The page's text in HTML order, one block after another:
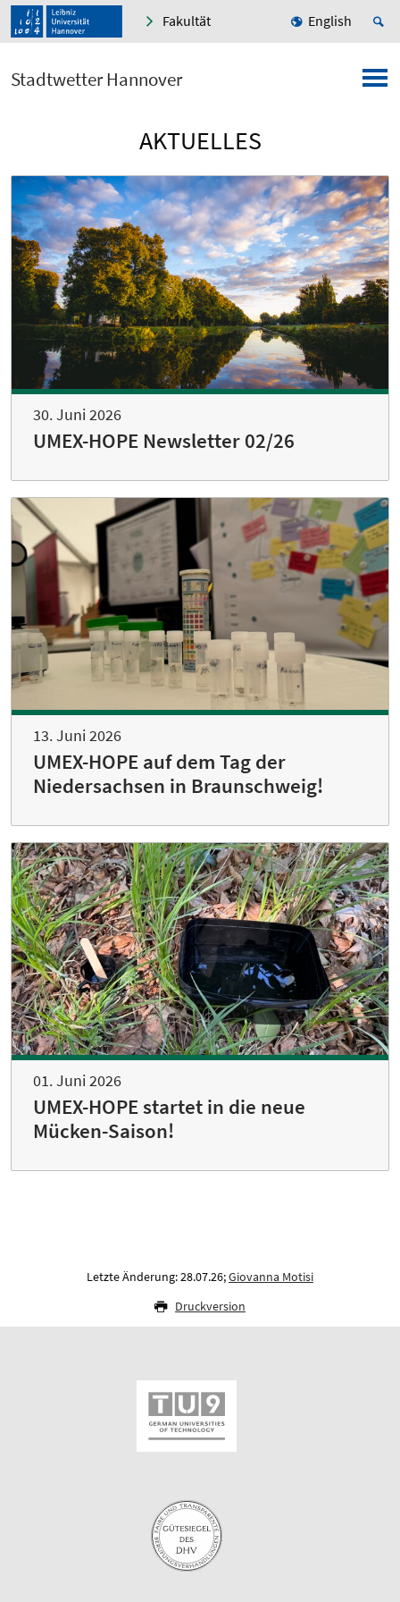
Fakultät English
Stadtwetter Hannover
AKTUELLES
30. Juni 2026
UMEX-HOPE Newsletter 02/26
13. Juni 2026
UMEX-HOPE auf dem Tag der
Niedersachsen in Braunschweig!
01. Juni 2026
UMEX-HOPE startet in die neue
Mücken-Saison!
Letzte Änderung: 28.07.26;Giovanna Motisi
Druckversion